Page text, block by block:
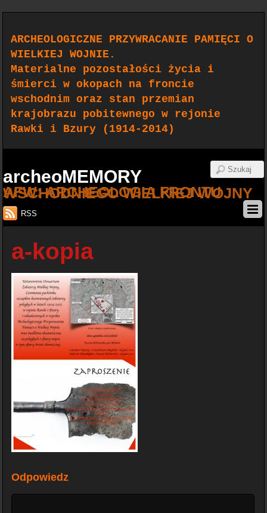
ARCHEOLOGICZNE PRZYWRACANIE PAMIĘCI O
WIELKIEJ WOJNIE.
Materialne pozostałości życia i
śmierci w okopach na froncie
wschodnim oraz stan przemian
krajobrazu pobitewnego w rejonie
Rawki i Bzury (1914-2014)
archeoMEMORY
AFW: ARCHEOLOGIA FRONTU WSCHODNIEGO WIELKIEJ WOJNY
RSS
a-kopia
Odpowiedz